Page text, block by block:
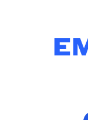
negociaciones para
normalizar los